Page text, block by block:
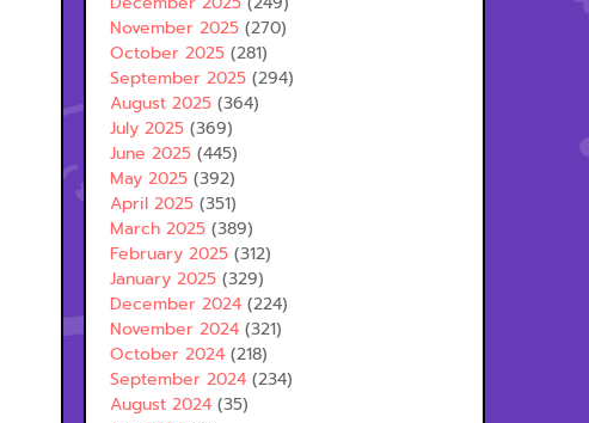
November 2025 (270)
October 2025 (281)
September 2025 (294)
August 2025 (364)
July 2025 (369)
June 2025 (445)
May 2025 (392)
April 2025 (351)
March 2025 (389)
February 2025 (312)
January 2025 (329)
December 2024 (224)
November 2024 (321)
October 2024 (218)
September 2024 (234)
August 2024 (35)